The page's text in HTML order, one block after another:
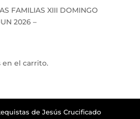
FAMILIAS XIII DOMINGO
2026 –
en el carrito.
de Jesús Crucificado